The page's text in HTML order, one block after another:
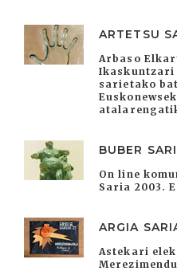
ARTETSU
Arbaso
Ikaskuntzari
sarietako
BUBER
On line
Saria 2003.
ARGIA
Astekari